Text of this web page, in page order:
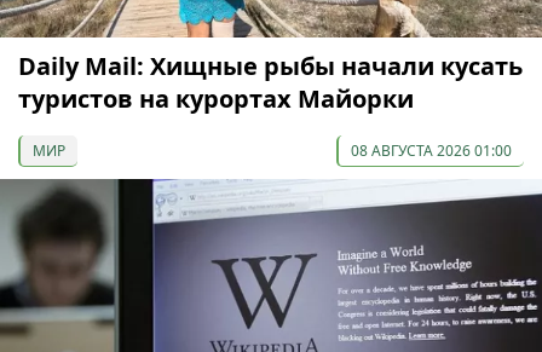
Daily Mail: Хищные рыбы начали кусать
туристов на курортах Майорки
МИР 08 АВГУСТА 2026 01:00